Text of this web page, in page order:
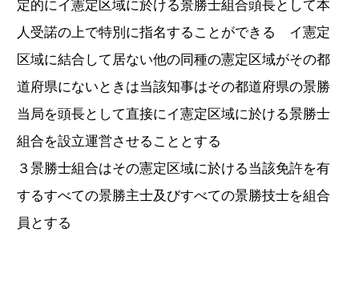
定的にイ憲定区域に於ける景勝士組合頭長として本
人受諾の上で特別に指名することができる イ憲定
区域に結合して居ない他の同種の憲定区域がその都
道府県にないときは当該知事はその都道府県の景勝
当局を頭長として直接にイ憲定区域に於ける景勝士
組合を設立運営させることとする
３景勝士組合はその憲定区域に於ける当該免許を有
するすべての景勝主士及びすべての景勝技士を組合
員とする